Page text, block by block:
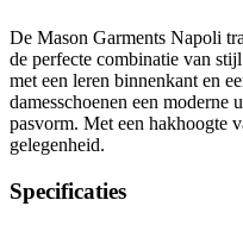
De Mason Garments Napoli
de perfecte combinatie van
met een leren binnenkant en
damesschoenen een moderne
pasvorm. Met een hakhoogte
gelegenheid.
Specificaties